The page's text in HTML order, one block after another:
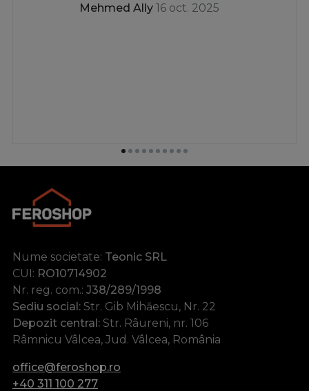
Mehmed Ally 16 oct. 2025
Nume societate: Teonic SRL
CUI: RO10714902
Nr. reg. com.: J38/289/1998
Sediu social: Str. Gib Mihăescu, Nr. 22
Depozit central: Str. Râureni, nr. 106
Râmnicu Vâlcea, Jud. Vâlcea, România
office@feroshop.ro
+40 311 100 277